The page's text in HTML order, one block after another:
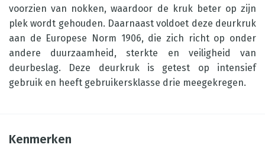
voorzien van nokken, waardoor de kruk beter op zijn
plek wordt gehouden. Daarnaast voldoet deze deurkruk
aan de Europese Norm 1906, die zich richt op onder
andere duurzaamheid, sterkte en veiligheid van
deurbeslag. Deze deurkruk is getest op intensief
gebruik en heeft gebruikersklasse drie meegekregen.
Kenmerken